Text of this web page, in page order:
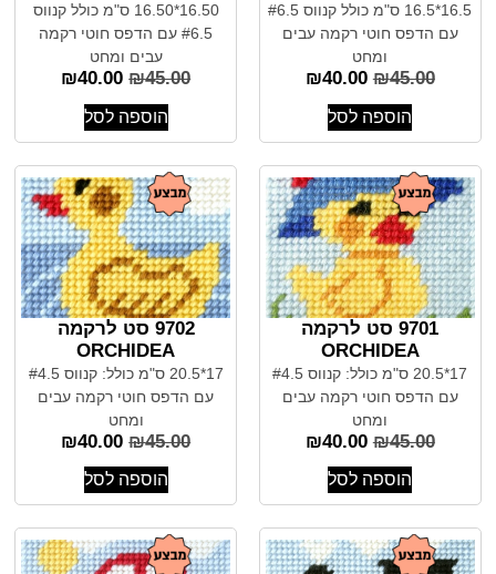
16.5*16.5 ס"מ כולל קנווס #6.5
עם הדפס חוטי רקמה עבים
ומחט
₪45.00
₪40.00
הוספה לסל
16.50*16.50 ס"מ כולל קנווס
#6.5 עם הדפס חוטי רקמה
עבים ומחט
₪45.00
₪40.00
הוספה לסל
9701 סט לרקמה
ORCHIDEA
17*20.5 ס"מ כולל: קנווס #4.5
עם הדפס חוטי רקמה עבים
ומחט
₪45.00
₪40.00
הוספה לסל
9702 סט לרקמה
ORCHIDEA
17*20.5 ס"מ כולל: קנווס #4.5
עם הדפס חוטי רקמה עבים
ומחט
₪45.00
₪40.00
הוספה לסל